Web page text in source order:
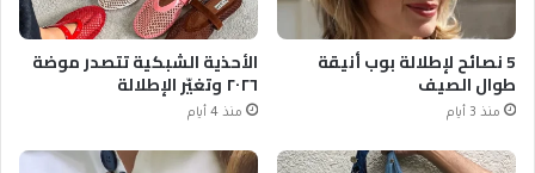
5 نصائح لإطلالة بوب أنيقة
طوال الصيف
منذ 3 أيام
الأحذية الشبكية تتصدر موضة
٢٠٢٦ وتغيّر الإطلالة
منذ 4 أيام